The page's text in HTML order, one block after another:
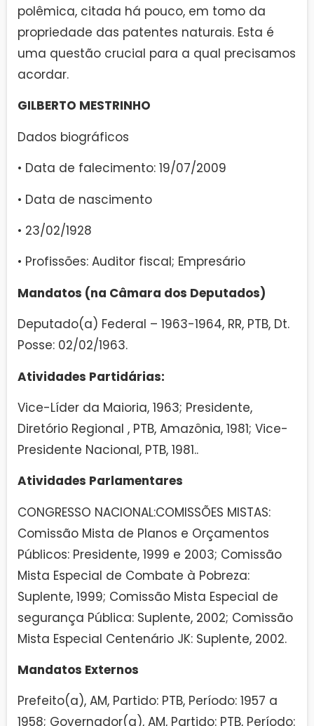
polêmica, citada há pouco, em tomo da
propriedade das patentes naturais. Esta é
uma questão crucial para a qual precisamos
acordar.
GILBERTO MESTRINHO
Dados biográficos
• Data de falecimento: 19/07/2009
• Data de nascimento
• 23/02/1928
• Profissões: Auditor fiscal; Empresário
Mandatos (na Câmara dos Deputados)
Deputado(a) Federal – 1963-1964, RR, PTB, Dt.
Posse: 02/02/1963.
Atividades Partidárias:
Vice-Líder da Maioria, 1963; Presidente,
Diretório Regional , PTB, Amazônia, 1981; Vice-
Presidente Nacional, PTB, 1981..
Atividades Parlamentares
CONGRESSO NACIONAL:COMISSÕES MISTAS:
Comissão Mista de Planos e Orçamentos
Públicos: Presidente, 1999 e 2003; Comissão
Mista Especial de Combate à Pobreza:
Suplente, 1999; Comissão Mista Especial de
segurança Pública: Suplente, 2002; Comissão
Mista Especial Centenário JK: Suplente, 2002.
Mandatos Externos
Prefeito(a), AM, Partido: PTB, Período: 1957 a
1958; Governador(a), AM, Partido: PTB, Período: